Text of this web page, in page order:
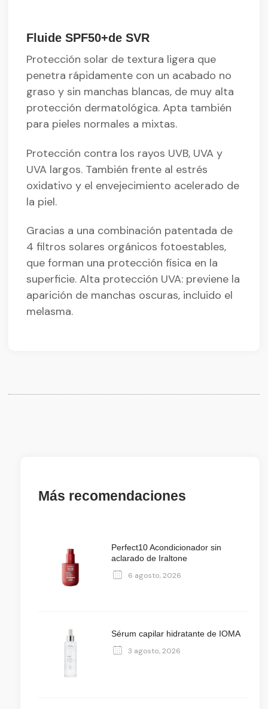
Fluide SPF50+de SVR
Protección solar de textura ligera que
penetra rápidamente con un acabado no
graso y sin manchas blancas, de muy alta
protección dermatológica. Apta también
para pieles normales a mixtas.
Protección contra los rayos UVB, UVA y
UVA largos. También frente al estrés
oxidativo y el envejecimiento acelerado de
la piel.
Gracias a una combinación patentada de
4 filtros solares orgánicos fotoestables,
que forman una protección física en la
superficie. Alta protección UVA: previene la
aparición de manchas oscuras, incluido el
melasma.
Más recomendaciones
Perfect10 Acondicionador sin
aclarado de Iraltone
6 agosto, 2026
Sérum capilar hidratante de IOMA
3 agosto, 2026